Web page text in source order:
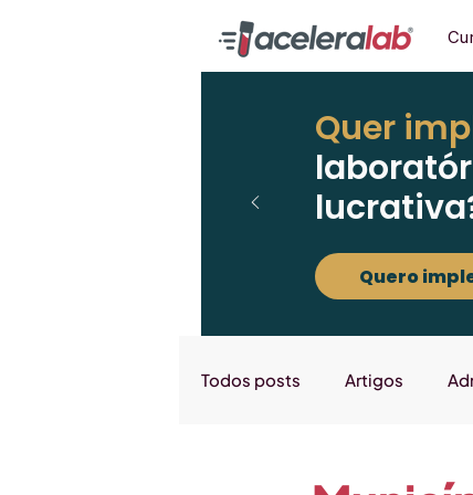
Quer
Quero
Todos posts Artigos